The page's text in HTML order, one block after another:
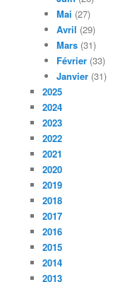
Mai (27)
Avril (29)
Mars (31)
Février (33)
Janvier (31)
2025
2024
2023
2022
2021
2020
2019
2018
2017
2016
2015
2014
2013